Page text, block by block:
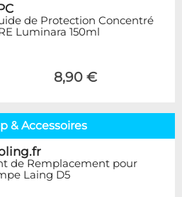
de Protection Concentré
Luminara 150ml
8,90 €
& Accessoires
de Remplacement pour
Laing D5